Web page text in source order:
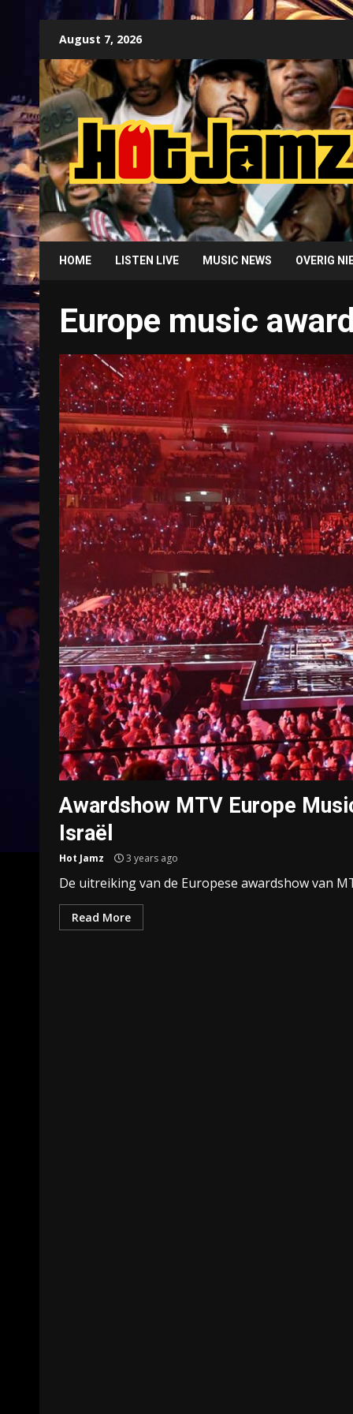
content
August 7, 2026
HOME LISTEN LIVE MUSIC NEWS OVERIG
Europe music
Awardshow MTV Europe
Israël
Hot Jamz 3 years ago
De uitreiking van de Europese awardshow van
Read More
Treinkaartjes worden duurder,
abonnementen verdwijnen
9 months ago